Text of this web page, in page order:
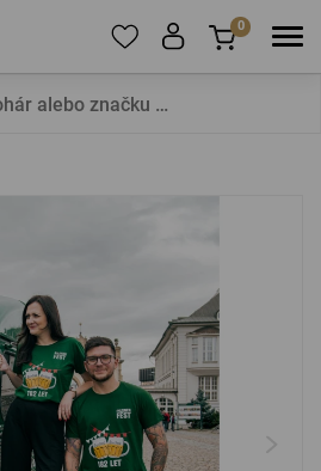
PRIHLÁSIŤ SA
Nová registrácia
0